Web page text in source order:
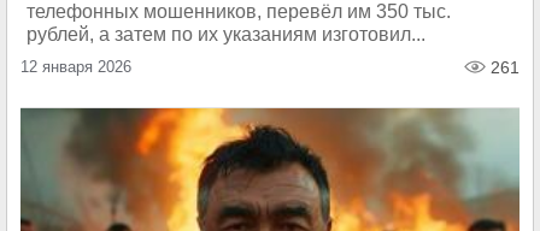
телефонных мошенников, перевёл им 350 тыс.
рублей, а затем по их указаниям изготовил...
12 января 2026 261